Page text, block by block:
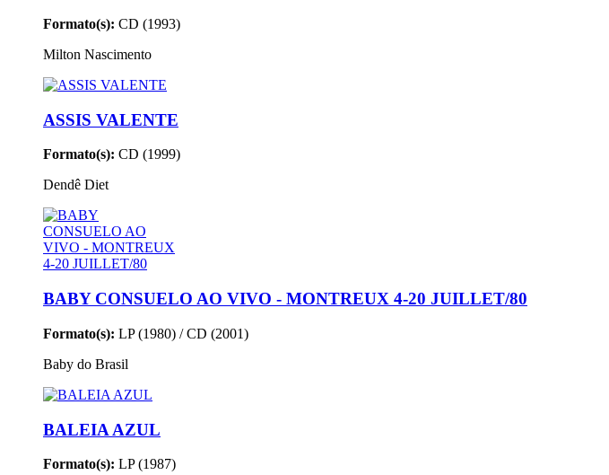
Formato(s): CD (1993)
Milton Nascimento
ASSIS VALENTE
Formato(s): CD (1999)
Dendê Diet
BABY CONSUELO AO VIVO - MONTREUX 4-20 JUILLET/80
Formato(s): LP (1980) / CD (2001)
Baby do Brasil
BALEIA AZUL
Formato(s): LP (1987)